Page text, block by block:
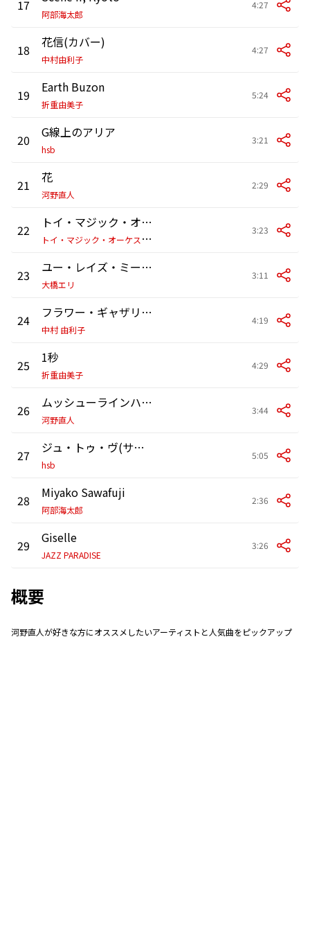
17
阿部海太郎
4:27
18 花信(カバー)
中村由利子
4:27
19 Earth Buzon
折重由美子
5:24
20 G線上のアリア
hsb
3:21
21 花
河野直人
2:29
22
トイ・マジック・オーケストラ 楽器紹介
ト
イ・マジック・オーケストラ
3:23
23 ユー・レイズ・ミー・アップ
大橋エリ
3:11
24 フラワー・ギャザリング
中村 由利子
4:19
25 1秒
折重由美子
4:29
26 ムッシューラインハルト
河野直人
3:44
27 ジュ・トゥ・ヴ(サティ) [スティールパン]
hsb
5:05
28 Miyako Sawafuji
阿部海太郎
2:36
29 Giselle
JAZZ PARADISE
3:26
概要
河野直人が好きな方にオススメしたいアーティストと人気曲をピックアップ